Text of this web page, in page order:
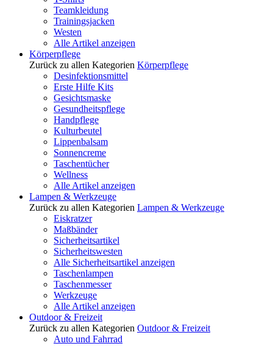
Teamkleidung
Trainingsjacken
Westen
Alle Artikel anzeigen
Körperpflege
Zurück zu allen Kategorien Körperpflege
Desinfektionsmittel
Erste Hilfe Kits
Gesichtsmaske
Gesundheitspflege
Handpflege
Kulturbeutel
Lippenbalsam
Sonnencreme
Taschentücher
Wellness
Alle Artikel anzeigen
Lampen & Werkzeuge
Zurück zu allen Kategorien Lampen & Werkzeuge
Eiskratzer
Maßbänder
Sicherheitsartikel
Sicherheitswesten
Alle Sicherheitsartikel anzeigen
Taschenlampen
Taschenmesser
Werkzeuge
Alle Artikel anzeigen
Outdoor & Freizeit
Zurück zu allen Kategorien Outdoor & Freizeit
Auto und Fahrrad